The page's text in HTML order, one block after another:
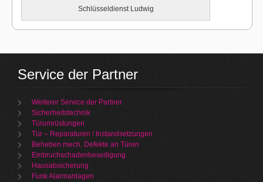
Schlüsseldienst Ludwig
Service der Partner
Weiterer Service der Partner
Sicherheitstechnik
Türumrüstungen
Tür – Reparaturen / Instandsetzungen
Beheben mech. Defekte an Türen
Einbruchschadenbeseitigung
Hausabsicherung
Funk Alarmanlagen